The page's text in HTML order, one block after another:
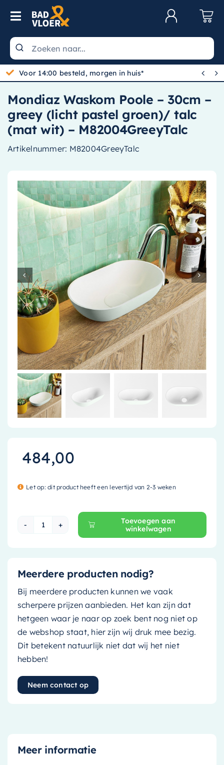
Skip to content
Toggle Navigation
Wastafels
Toiletten
Spiegels
Kranen
Douche
Baden
Radiatoren
Accessoires
Installatiemateriaal
Klimaatbeheersing
PVC
Tegels
Gratis bezorgd vanaf 100,-  
Mondiaz Waskom Poole – 30cm –
greey (licht pastel groen)/ talc
(mat wit) – M82004GreeyTalc
Artikelnummer: M82004GreeyTalc
484,00
Let op: dit product heeft een levertijd van 2-3 weken
Mondiaz Waskom Poole - 30cm - greey (licht
Toevoegen aan
winkelwagen
Meerdere producten nodig?
Bij meerdere producten kunnen we vaak
scherpere prijzen aanbieden. Het kan zijn dat
hetgeen waar je naar op zoek bent nog niet op
de webshop staat, hier zijn wij druk mee bezig.
Dit betekent natuurlijk niet dat wij het niet
hebben!
Neem contact op
Meer informatie